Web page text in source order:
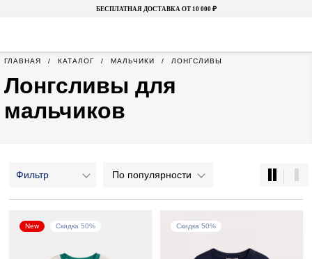
БЕСПЛАТНАЯ ДОСТАВКА ОТ 10 000 ₽
ГЛАВНАЯ КАТАЛОГ МАЛЬЧИКИ ЛОНГСЛИВЫ
Лонгсливы для
мальчиков
Фильтр По популярности
New Скидка 50% Скидка 50%